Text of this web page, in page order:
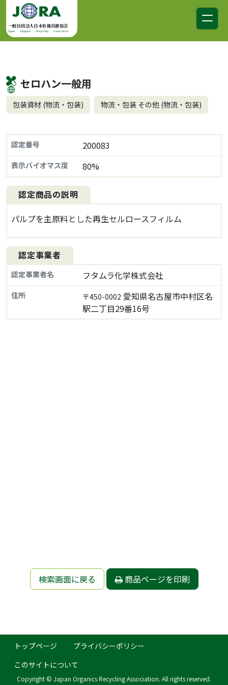
コンテンツへスキップ
メインナビゲーション
一般社団法人日本有機資源協会
Japan Organics Recycling Association
セロハン一般用
包装資材 (物流・包装) 物流・包装 その他 (物流・包装)
認定番号 200083
表示バイオマス度 80%
認定商品の説明
パルプを主原料とした再生セルロースフィルム
認定事業者
認定事業者名 フタムラ化学株式会社
住所 〒450-0002 愛知県名古屋市中村区名
駅二丁目29番16号
検索画面に戻る 商品ページを印刷
トップページ
プライバシーポリシー
このサイトについて
Copyright © Japan Organics Recycling Association. All rights reserved.